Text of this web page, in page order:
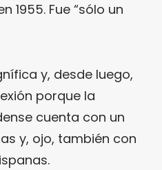
1955. Fue “sólo un
y, desde luego,
porque la
cuenta con un
y, ojo, también con